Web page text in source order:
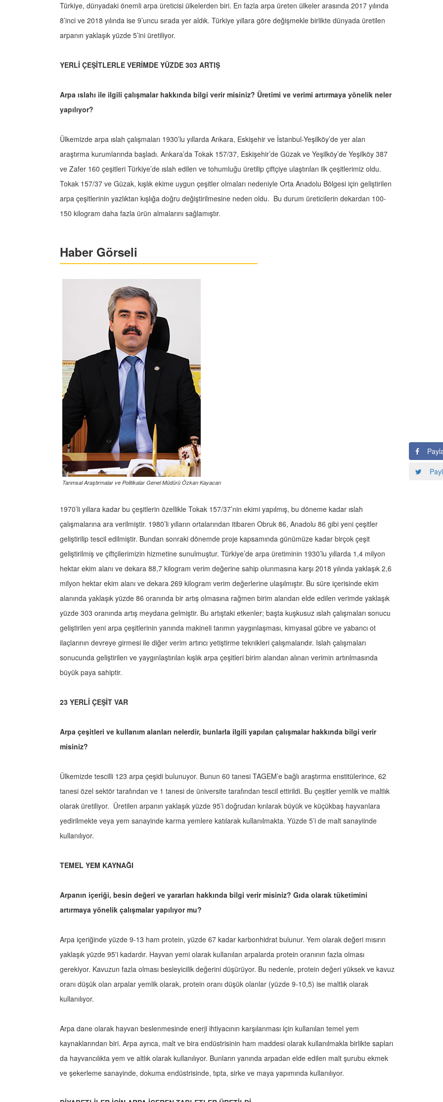
Türkiye, dünyadaki önemli arpa üreticisi ülkelerden biri. En fazla arpa üreten ülkeler arasında 2017 yılında
8’inci ve 2018 yılında ise 9’uncu sırada yer aldık. Türkiye yıllara göre değişmekle birlikte dünyada üretilen
arpanın yaklaşık yüzde 5’ini üretiliyor.
YERLİ ÇEŞİTLERLE VERİMDE YÜZDE 303 ARTIŞ
Arpa ıslahı ile ilgili çalışmalar hakkında bilgi verir misiniz? Üretimi ve verimi artırmaya yönelik neler
yapılıyor?
Ülkemizde arpa ıslah çalışmaları 1930’lu yıllarda Ankara, Eskişehir ve İstanbul-Yeşilköy’de yer alan
araştırma kurumlarında başladı. Ankara’da Tokak 157/37, Eskişehir’de Güzak ve Yeşilköy’de Yeşilköy 387
ve Zafer 160 çeşitleri Türkiye’de ıslah edilen ve tohumluğu üretilip çiftçiye ulaştırılan ilk çeşitlerimiz oldu.
Tokak 157/37 ve Güzak, kışlık ekime uygun çeşitler olmaları nedeniyle Orta Anadolu Bölgesi için geliştirilen
arpa çeşitlerinin yazlıktan kışlığa doğru değiştirilmesine neden oldu. Bu durum üreticilerin dekardan 100-
150 kilogram daha fazla ürün almalarını sağlamıştır.
Haber Görseli
Tarımsal Araştırmalar ve Politikalar Genel Müdürü Özkan Kayacan
1970’li yıllara kadar bu çeşitlerin özellikle Tokak 157/37’nin ekimi yapılmış, bu döneme kadar ıslah
çalışmalarına ara verilmiştir. 1980’li yılların ortalarından itibaren Obruk 86, Anadolu 86 gibi yeni çeşitler
geliştirilip tescil edilmiştir. Bundan sonraki dönemde proje kapsamında günümüze kadar birçok çeşit
geliştirilmiş ve çiftçilerimizin hizmetine sunulmuştur. Türkiye’de arpa üretiminin 1930’lu yıllarda 1,4 milyon
hektar ekim alanı ve dekara 88,7 kilogram verim değerine sahip olunmasına karşı 2018 yılında yaklaşık 2,6
milyon hektar ekim alanı ve dekara 269 kilogram verim değerlerine ulaşılmıştır. Bu süre içerisinde ekim
alanında yaklaşık yüzde 86 oranında bir artış olmasına rağmen birim alandan elde edilen verimde yaklaşık
yüzde 303 oranında artış meydana gelmiştir. Bu artıştaki etkenler; başta kuşkusuz ıslah çalışmaları sonucu
geliştirilen yeni arpa çeşitlerinin yanında makineli tarımın yaygınlaşması, kimyasal gübre ve yabancı ot
ilaçlarının devreye girmesi ile diğer verim artırıcı yetiştirme teknikleri çalışmalarıdır. Islah çalışmaları
sonucunda geliştirilen ve yaygınlaştırılan kışlık arpa çeşitleri birim alandan alınan verimin artırılmasında
büyük paya sahiptir.
23 YERLİ ÇEŞİT VAR
Arpa çeşitleri ve kullanım alanları nelerdir, bunlarla ilgili yapılan çalışmalar hakkında bilgi verir
misiniz?
Ülkemizde tescilli 123 arpa çeşidi bulunuyor. Bunun 60 tanesi TAGEM’e bağlı araştırma enstitülerince, 62
tanesi özel sektör tarafından ve 1 tanesi de üniversite tarafından tescil ettirildi. Bu çeşitler yemlik ve maltlık
olarak üretiliyor. Üretilen arpanın yaklaşık yüzde 95’i doğrudan kırılarak büyük ve küçükbaş hayvanlara
yedirilmekte veya yem sanayinde karma yemlere katılarak kullanılmakta. Yüzde 5’i de malt sanayiinde
kullanılıyor.
TEMEL YEM KAYNAĞI
Arpanın içeriği, besin değeri ve yararları hakkında bilgi verir misiniz? Gıda olarak tüketimini
artırmaya yönelik çalışmalar yapılıyor mu?
Arpa içeriğinde yüzde 9-13 ham protein, yüzde 67 kadar karbonhidrat bulunur. Yem olarak değeri mısırın
yaklaşık yüzde 95'i kadardır. Hayvan yemi olarak kullanılan arpalarda protein oranının fazla olması
gerekiyor. Kavuzun fazla olması besleyicilik değerini düşürüyor. Bu nedenle, protein değeri yüksek ve kavuz
oranı düşük olan arpalar yemlik olarak, protein oranı düşük olanlar (yüzde 9-10,5) ise maltlık olarak
kullanılıyor.
Arpa dane olarak hayvan beslenmesinde enerji ihtiyacının karşılanması için kullanılan temel yem
kaynaklarından biri. Arpa ayrıca, malt ve bira endüstrisinin ham maddesi olarak kullanılmakla birlikte sapları
da hayvancılıkta yem ve altlık olarak kullanılıyor. Bunların yanında arpadan elde edilen malt şurubu ekmek
ve şekerleme sanayinde, dokuma endüstrisinde, tıpta, sirke ve maya yapımında kullanılıyor.